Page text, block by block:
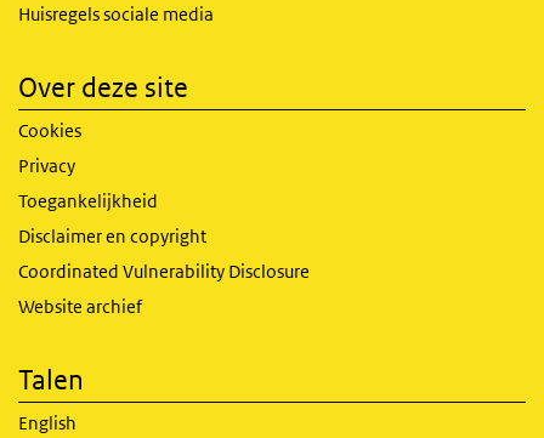
Huisregels sociale media
Over deze site
Cookies
Privacy
Toegankelijkheid
Disclaimer en copyright
Coordinated Vulnerability Disclosure
Website archief
Talen
English